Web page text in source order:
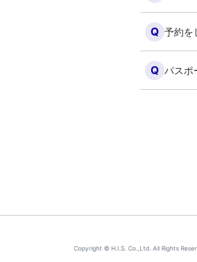
Q 予約を
Q パスポ
Copyright © H.I.S. Co.,Ltd. All Rights